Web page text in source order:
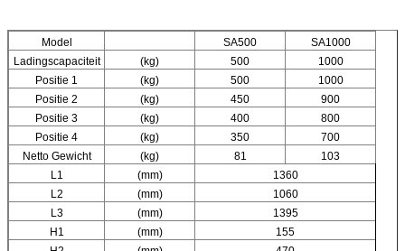
Model SA500
SA1000
Ladingscapaciteit
(kg) 500
1000
Positie 1
(kg) 500
1000
Positie 2
(kg) 450
900
Positie 3
(kg) 400
800
Positie 4
(kg) 350
700
Netto Gewicht
(kg) 81
103
L1
(mm)
1360
L2
(mm)
1060
L3
(mm)
1395
H1
(mm)
155